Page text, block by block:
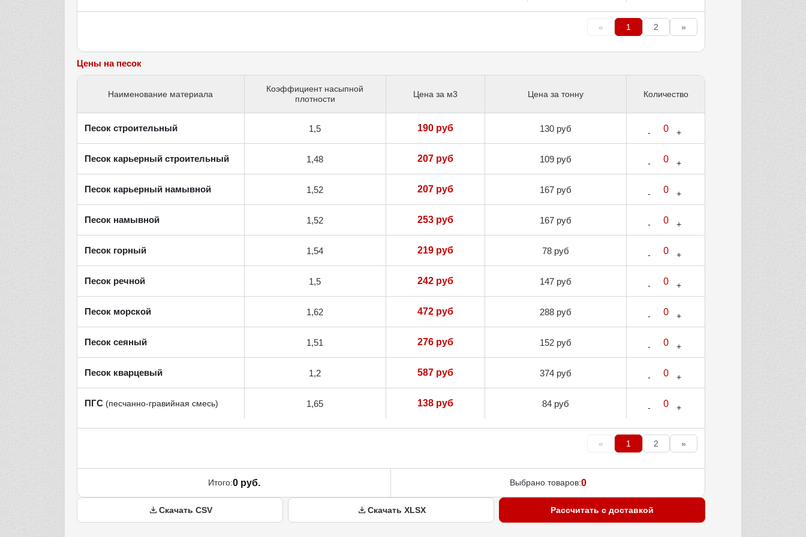
« 1 2 »
Цены на песок
Наименование материала
Коэффициент насыпной
плотности
Цена за м3 Цена за тонну Количество
Песок строительный 1,5 190 руб 130 руб
Песок карьерный строительный 1,48 207 руб 109 руб
Песок карьерный намывной 1,52 207 руб 167 руб
Песок намывной 1,52 253 руб 167 руб
Песок горный 1,54 219 руб 78 руб
Песок речной 1,5 242 руб 147 руб
Песок морской 1,62 472 руб 288 руб
Песок сеяный 1,51 276 руб 152 руб
Песок кварцевый 1,2 587 руб 374 руб
ПГС (песчанно-гравийная смесь) 1,65 138 руб 84 руб
« 1 2 »
Итого:0 руб. Выбрано товаров:0
Скачать CSV Скачать XLSX Рассчитать с доставкой